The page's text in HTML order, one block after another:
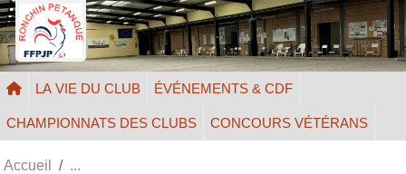
LA VIE DU CLUB ÉVÉNEMENTS & CDF
CHAMPIONNATS DES CLUBS CONCOURS VÉTÉRANS
Accueil
Panneau de gestion des cookies